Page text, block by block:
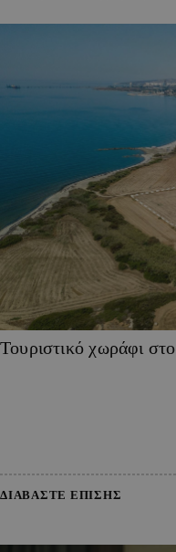
Τουριστικό χωράφι
ΔΙΑΒΑΣΤΕ ΕΠΙΣΗΣ